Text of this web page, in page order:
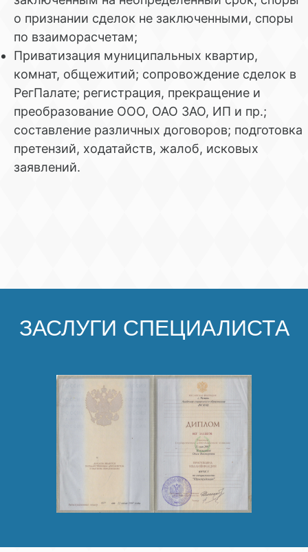
о признании сделок не заключенными, споры
по взаиморасчетам;
Приватизация муниципальных квартир,
комнат, общежитий; сопровождение сделок в
РегПалате; регистрация, прекращение и
преобразование ООО, ОАО ЗАО, ИП и пр.;
составление различных договоров; подготовка
претензий, ходатайств, жалоб, исковых
заявлений.
ЗАСЛУГИ СПЕЦИАЛИСТА